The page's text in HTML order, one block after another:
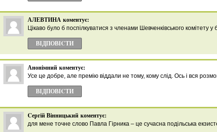
АЛЕВТИНА коментує:
Цікаво було б поспілкуватися з членами Шевченківського комітету у
ВІДПОВІCТИ
Анонімний коментує:
Усе це добре, але премію віддали не тому, кому слід. Ось і вся
ВІДПОВІCТИ
Cергій Вінницький коментує:
для мене точне слово Павла Гірника – це сучасна подільська